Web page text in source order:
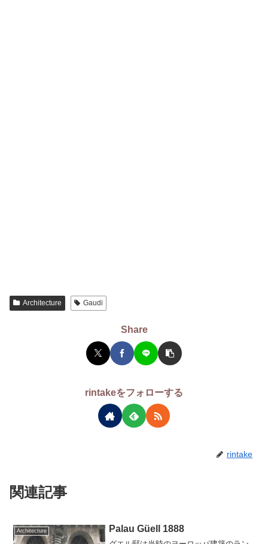
Architecture Gaudi
Share
rintakeをフォローする
rintake
関連記事
Architecture Palau Güell 1888